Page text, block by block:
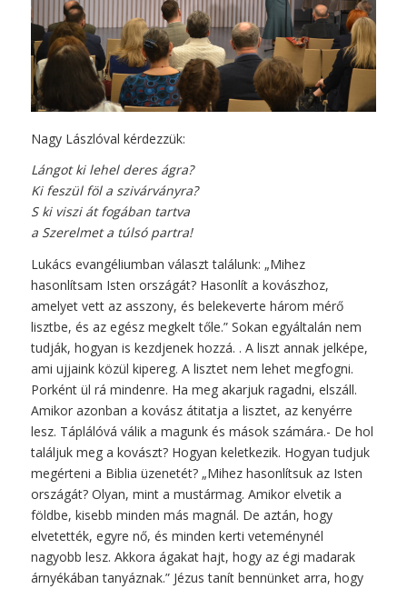
Nagy Lászlóval kérdezzük:
Lángot ki lehel deres ágra?
Ki feszül föl a szivárványra?
S ki viszi át fogában tartva
a Szerelmet a túlsó partra!
Lukács evangéliumban választ találunk: „Mihez
hasonlítsam Isten országát? Hasonlít a kovászhoz,
amelyet vett az asszony, és belekeverte három mérő
lisztbe, és az egész megkelt tőle.” Sokan egyáltalán nem
tudják, hogyan is kezdjenek hozzá. . A liszt annak jelképe,
ami ujjaink közül kipereg. A lisztet nem lehet megfogni.
Porként ül rá mindenre. Ha meg akarjuk ragadni, elszáll.
Amikor azonban a kovász átitatja a lisztet, az kenyérre
lesz. Táplálóvá válik a magunk és mások számára.- De hol
találjuk meg a kovászt? Hogyan keletkezik. Hogyan tudjuk
megérteni a Biblia üzenetét? „Mihez hasonlítsuk az Isten
országát? Olyan, mint a mustármag. Amikor elvetik a
földbe, kisebb minden más magnál. De aztán, hogy
elvetették, egyre nő, és minden kerti veteménynél
nagyobb lesz. Akkora ágakat hajt, hogy az égi madarak
árnyékában tanyáznak.” Jézus tanít bennünket arra, hogy